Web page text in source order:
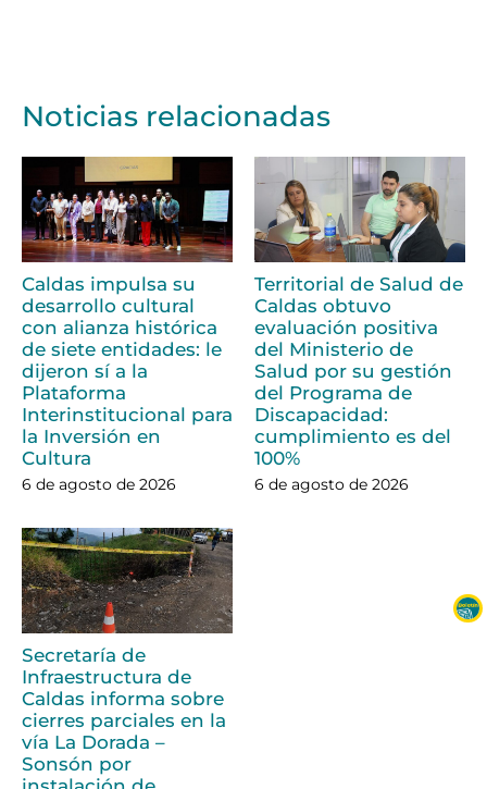
Noticias relacionadas
Caldas impulsa su
desarrollo cultural
con alianza histórica
de siete entidades: le
dijeron sí a la
Plataforma
Interinstitucional para
la Inversión en
Cultura
6 de agosto de 2026
Territorial de Salud de
Caldas obtuvo
evaluación positiva
del Ministerio de
Salud por su gestión
del Programa de
Discapacidad:
cumplimiento es del
100%
6 de agosto de 2026
Secretaría de
Infraestructura de
Caldas informa sobre
cierres parciales en la
vía La Dorada –
Sonsón por